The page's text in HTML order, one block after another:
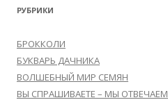
РУБРИКИ
БРОККОЛИ
БУКВАРЬ ДАЧНИКА
ВОЛШЕБНЫЙ МИР СЕМЯН
ВЫ СПРАШИВАЕТЕ – МЫ ОТВЕЧАЕМ